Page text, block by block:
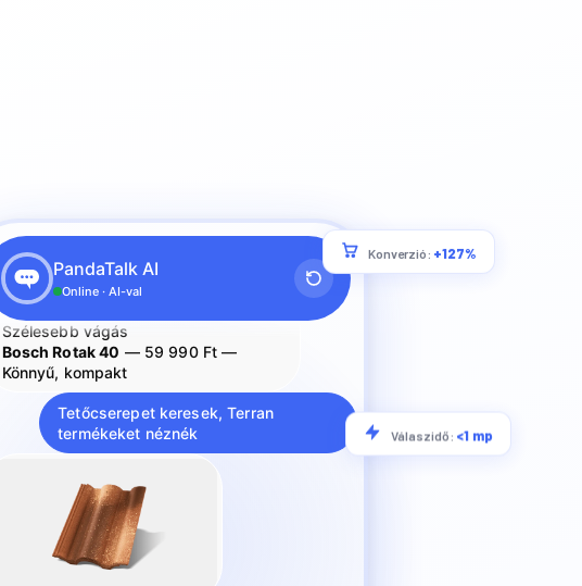
+127%
Válaszidő: <1 mp
PandaTalk AI
Online · AI-val
Makita ELM4620
Legjobb ár/érték
Makita ELM4621— 74 990 Ft —
Szélesebb vágás
Bosch Rotak 40
Könnyű, kompakt
Tetőcserepet keresek, Terran
termékeket néznék